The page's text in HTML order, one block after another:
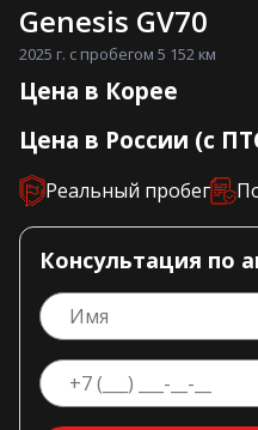
Genesis GV70
2025 г. с пробегом 5 152 км
Цена в Корее
Цена в России (с
Реальный пробег
Консультация по